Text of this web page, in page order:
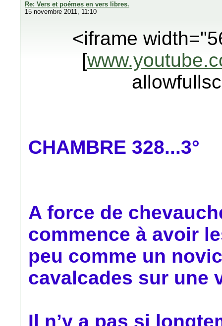
Re: Vers et poémes en vers libres.
15 novembre 2011, 11:10
<iframe
[
CHAMBRE 328...3°
A force de
commence à avoir
peu comme un
cavalcades sur une
Il n’y a pas si